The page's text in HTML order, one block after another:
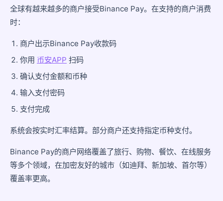
全球有越来越多的商户接受Binance Pay。在支持的商户消费
时：
商户出示Binance Pay收款码
你用 币安APP 扫码
确认支付金额和币种
输入支付密码
支付完成
系统会按实时汇率结算。部分商户还支持指定币种支付。
Binance Pay的商户网络覆盖了旅行、购物、餐饮、在线服务
等多个领域，在加密友好的城市（如迪拜、新加坡、首尔等）
覆盖率更高。